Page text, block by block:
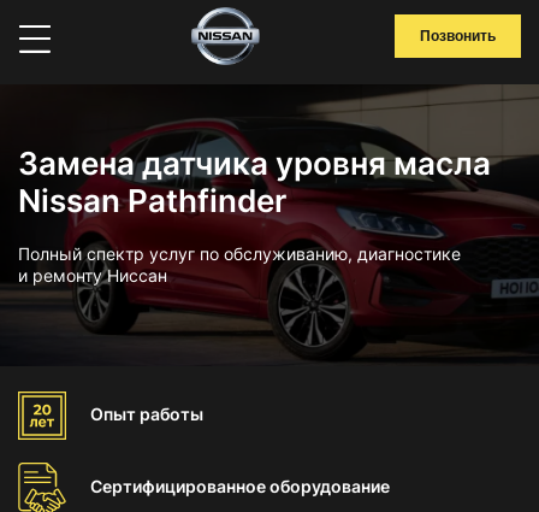
Позвонить
Замена датчика уровня масла
Nissan Pathfinder
Полный спектр услуг по обслуживанию, диагностике
и ремонту Ниссан
Опыт работы
Сертифицированноеоборудование